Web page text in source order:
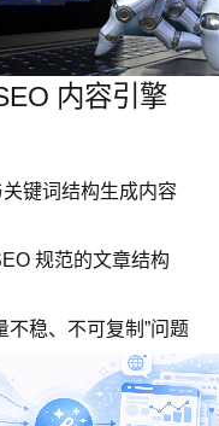
内容引擎
键词结构生成内容
规范的文章结构
不稳、不可复制”问题